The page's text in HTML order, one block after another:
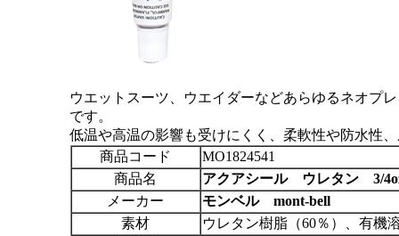
ウエットスーツ、ウエイダーなどあらゆるネオプ
です。
低温や高温の影響も受けにくく、柔軟性や防水性
商品コード
MO1824541
商品名
アクアシール ウレタン 3/
メーカー
モンベル mont-bell
素材
ウレタン樹脂（60％）、有機